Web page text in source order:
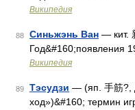
Википедия
88 Синьжэнь Ван — кит.
Год&#160;появления
Википедия
89 Тэсудзи — (яп. 手筋?,
ход»)&#160; термин